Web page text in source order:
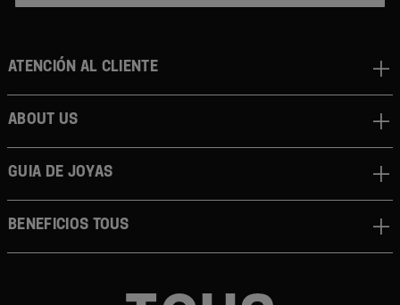
Atención al cliente
About us
Guia de joyas
Beneficios TOUS